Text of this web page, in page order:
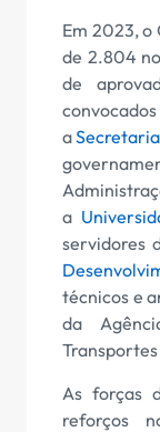
Em 2023,
de 2.804
de
a
a
servidores
técnicos e
da
As forças
reforços